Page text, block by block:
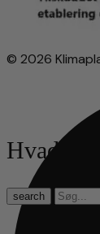
© 2026
Hvad
search